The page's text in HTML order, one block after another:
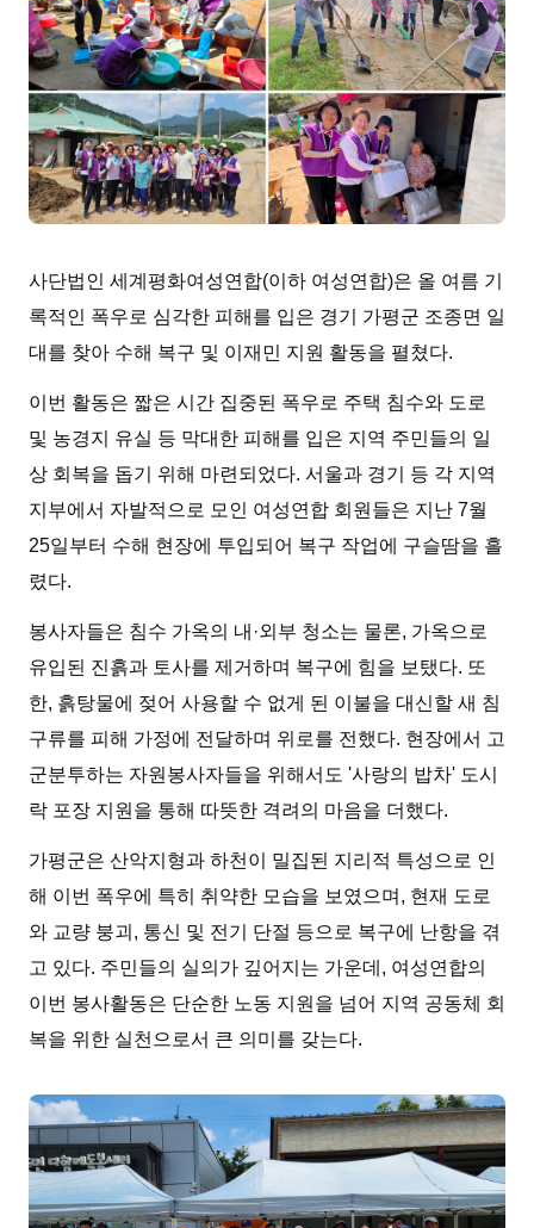
사단법인 세계평화여성연합(이하 여성연합)은 올 여름 기
록적인 폭우로 심각한 피해를 입은 경기 가평군 조종면 일
대를 찾아 수해 복구 및 이재민 지원 활동을 펼쳤다.
이번 활동은 짧은 시간 집중된 폭우로 주택 침수와 도로
및 농경지 유실 등 막대한 피해를 입은 지역 주민들의 일
상 회복을 돕기 위해 마련되었다. 서울과 경기 등 각 지역
지부에서 자발적으로 모인 여성연합 회원들은 지난 7월
25일부터 수해 현장에 투입되어 복구 작업에 구슬땀을 흘
렸다.
봉사자들은 침수 가옥의 내·외부 청소는 물론, 가옥으로
유입된 진흙과 토사를 제거하며 복구에 힘을 보탰다. 또
한, 흙탕물에 젖어 사용할 수 없게 된 이불을 대신할 새 침
구류를 피해 가정에 전달하며 위로를 전했다. 현장에서 고
군분투하는 자원봉사자들을 위해서도 '사랑의 밥차' 도시
락 포장 지원을 통해 따뜻한 격려의 마음을 더했다.
가평군은 산악지형과 하천이 밀집된 지리적 특성으로 인
해 이번 폭우에 특히 취약한 모습을 보였으며, 현재 도로
와 교량 붕괴, 통신 및 전기 단절 등으로 복구에 난항을 겪
고 있다. 주민들의 실의가 깊어지는 가운데, 여성연합의
이번 봉사활동은 단순한 노동 지원을 넘어 지역 공동체 회
복을 위한 실천으로서 큰 의미를 갖는다.